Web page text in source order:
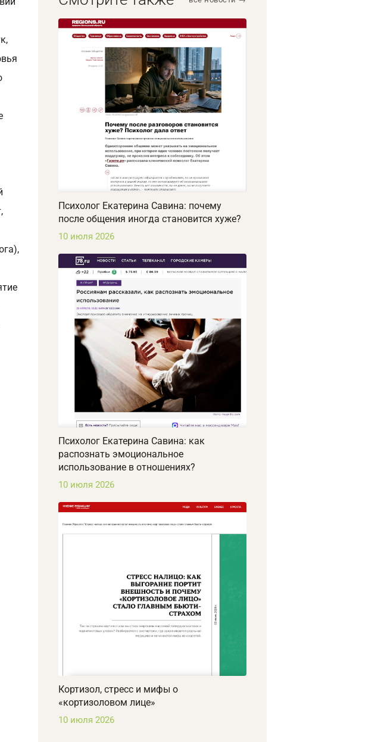
Психолог Екатерина Савина: почему
после общения иногда становится хуже?
10 июля 2026
Психолог Екатерина Савина: как
распознать эмоциональное
использование в отношениях?
10 июля 2026
Кортизол, стресс и мифы о
«кортизоловом лице»
10 июля 2026